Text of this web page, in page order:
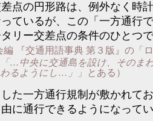
点の円形路は、例外なく時
ているが、この「一方通行
リー交差点の条件のひとつ
編 『交通用語事典 第３版』の「
…中央に交通島を設け、そのま
るようにし…
」とある）
た一方通行規制が敷かれて
に通行できるようになって